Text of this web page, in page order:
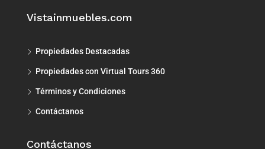
Vistainmuebles.com
Propiedades Destacadas
Propiedades con Virtual Tours 360
Términos y Condiciones
Contáctanos
Contáctanos